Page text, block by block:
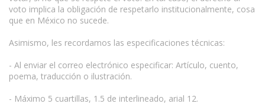
voto implica la obligación de respetarlo institucionalmente, cosa
que en México no sucede.
Asimismo, les recordamos las especificaciones técnicas:
- Al enviar el correo electrónico especificar: Artículo, cuento,
poema, traducción o ilustración.
- Máximo 5 cuartillas, 1.5 de interlineado, arial 12.